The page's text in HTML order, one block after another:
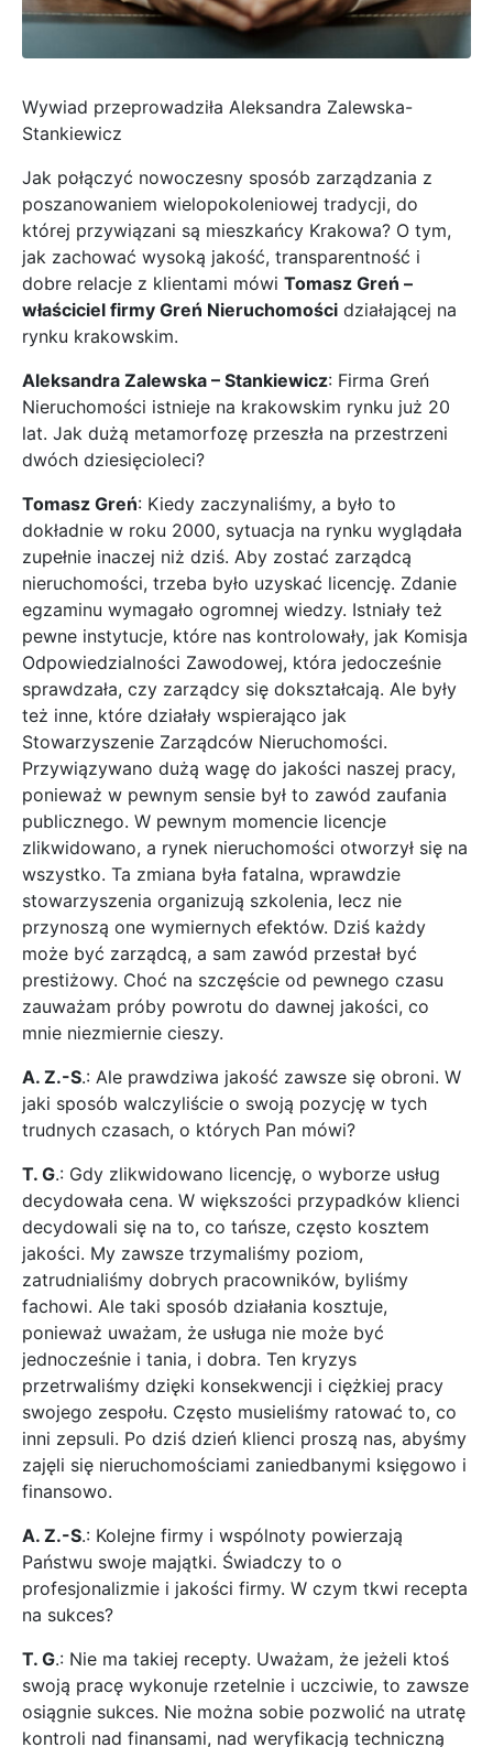
Wywiad przeprowadziła Aleksandra Zalewska-
Stankiewicz
Jak połączyć nowoczesny sposób zarządzania z
poszanowaniem wielopokoleniowej tradycji, do
której przywiązani są mieszkańcy Krakowa? O tym,
jak zachować wysoką jakość, transparentność i
dobre relacje z klientami mówi Tomasz Greń –
właściciel firmy Greń Nieruchomości działającej na
rynku krakowskim.
Aleksandra Zalewska – Stankiewicz: Firma Greń
Nieruchomości istnieje na krakowskim rynku już 20
lat. Jak dużą metamorfozę przeszła na przestrzeni
dwóch dziesięcioleci?
Tomasz Greń: Kiedy zaczynaliśmy, a było to
dokładnie w roku 2000, sytuacja na rynku wyglądała
zupełnie inaczej niż dziś. Aby zostać zarządcą
nieruchomości, trzeba było uzyskać licencję. Zdanie
egzaminu wymagało ogromnej wiedzy. Istniały też
pewne instytucje, które nas kontrolowały, jak Komisja
Odpowiedzialności Zawodowej, która jedocześnie
sprawdzała, czy zarządcy się dokształcają. Ale były
też inne, które działały wspierająco jak
Stowarzyszenie Zarządców Nieruchomości.
Przywiązywano dużą wagę do jakości naszej pracy,
ponieważ w pewnym sensie był to zawód zaufania
publicznego. W pewnym momencie licencje
zlikwidowano, a rynek nieruchomości otworzył się na
wszystko. Ta zmiana była fatalna, wprawdzie
stowarzyszenia organizują szkolenia, lecz nie
przynoszą one wymiernych efektów. Dziś każdy
może być zarządcą, a sam zawód przestał być
prestiżowy. Choć na szczęście od pewnego czasu
zauważam próby powrotu do dawnej jakości, co
mnie niezmiernie cieszy.
A. Z.-S.: Ale prawdziwa jakość zawsze się obroni. W
jaki sposób walczyliście o swoją pozycję w tych
trudnych czasach, o których Pan mówi?
T. G.: Gdy zlikwidowano licencję, o wyborze usług
decydowała cena. W większości przypadków klienci
decydowali się na to, co tańsze, często kosztem
jakości. My zawsze trzymaliśmy poziom,
zatrudnialiśmy dobrych pracowników, byliśmy
fachowi. Ale taki sposób działania kosztuje,
ponieważ uważam, że usługa nie może być
jednocześnie i tania, i dobra. Ten kryzys
przetrwaliśmy dzięki konsekwencji i ciężkiej pracy
swojego zespołu. Często musieliśmy ratować to, co
inni zepsuli. Po dziś dzień klienci proszą nas, abyśmy
zajęli się nieruchomościami zaniedbanymi księgowo i
finansowo.
A. Z.-S.: Kolejne firmy i wspólnoty powierzają
Państwu swoje majątki. Świadczy to o
profesjonalizmie i jakości firmy. W czym tkwi recepta
na sukces?
T. G.: Nie ma takiej recepty. Uważam, że jeżeli ktoś
swoją pracę wykonuje rzetelnie i uczciwie, to zawsze
osiągnie sukces. Nie można sobie pozwolić na utratę
kontroli nad finansami, nad weryfikacją techniczną